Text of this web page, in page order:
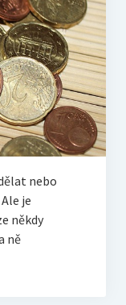
nebo
je
někdy
ně